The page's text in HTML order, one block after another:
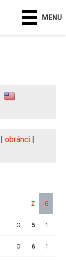
MENU
| obránci |
Z G
O 5 1
O 6 1